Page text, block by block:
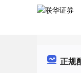
正规